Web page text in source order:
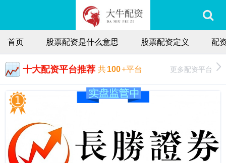
首页 股票配资是什么意思 股票配资定义 配
十大配资平台推荐 共100+平台 更多配资平台